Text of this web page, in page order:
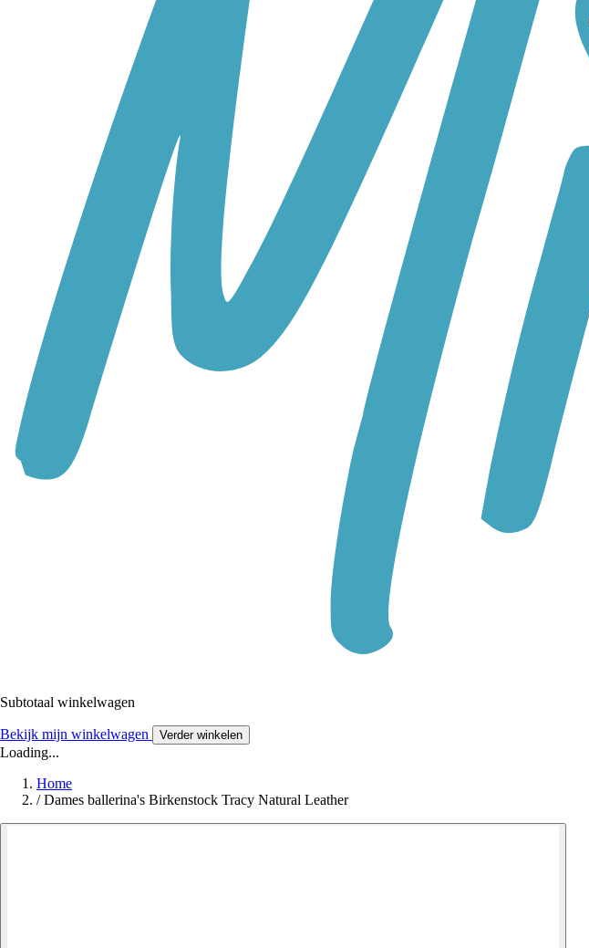
Subtotaal winkelwagen
Bekijk mijn winkelwagen Verder winkelen
Loading...
Home
/ Dames ballerina's Birkenstock Tracy Natural Leather